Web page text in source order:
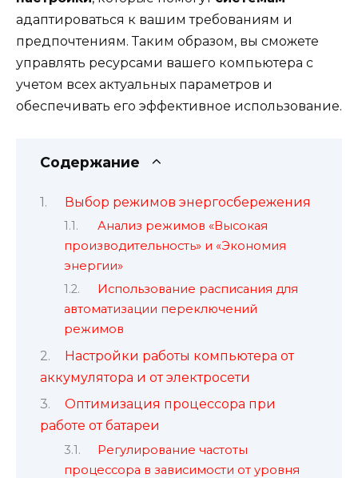
адаптироваться к вашим требованиям и
предпочтениям. Таким образом, вы сможете
управлять ресурсами вашего компьютера с
учетом всех актуальных параметров и
обеспечивать его эффективное использование.
Содержание
Выбор режимов энергосбережения
Анализ режимов «Высокая
производительность» и «Экономия
энергии»
Использование расписания для
автоматизации переключений
режимов
Настройки работы компьютера от
аккумулятора и от электросети
Оптимизация процессора при
работе от батареи
Регулирование частоты
процессора в зависимости от уровня